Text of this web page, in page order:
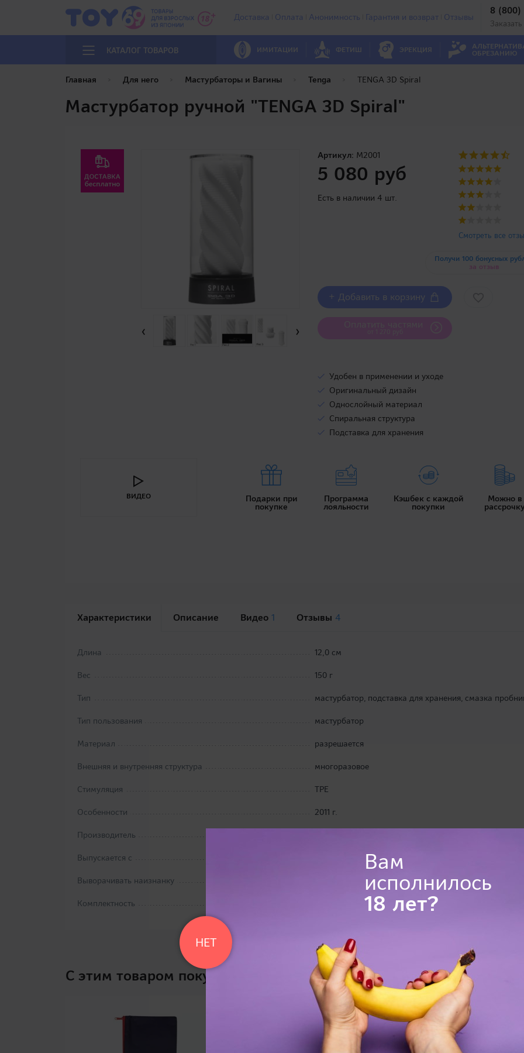
Доставка Оплата Анонимность Гарантия и возврат Отзывы
8 (800)
КАТАЛОГ ТОВАРОВ ИМИТАЦИИ ФЕТИШ ЭРЕКЦИЯ ОБРЕЗАНИЮ
Главная Для него Мастурбаторы и Вагины Tenga TENGA 3D Spiral
Мастурбатор ручной "TENGA 3D Spiral"
‹ ›
Артикул: M2001
5 080 руб
Есть в наличии 4 шт.
Смотреть все
Получи 100 бонусных
за отзыв
+ Добавить в корзину
Удобен в применении и уходе
Оригинальный дизайн
Однослойный материал
Спиральная структура
Подставка для хранения
ВИДЕО Подарки при
покупке
Программа
лояльности
Кэшбек с каждой
покупки
Можно в
Характеристики Описание Видео 1 Отзывы 4
Длина 12,0 см
Вес 150 г
Тип мастурбатор, подставка для хранения, смазка
Тип пользования мастурбатор
Материал разрешается
Внешняя и внутренняя структура многоразовое
Стимуляция TPE
Особенности 2011 г.
Производитель
Выпускается с однослойная, спиральный структура
Выворачивать наизнанку нереалистичная
Комплектность TENGA, Япония
C этим товаром покупают
Вам
исполнилось
18 лет?
НЕТ